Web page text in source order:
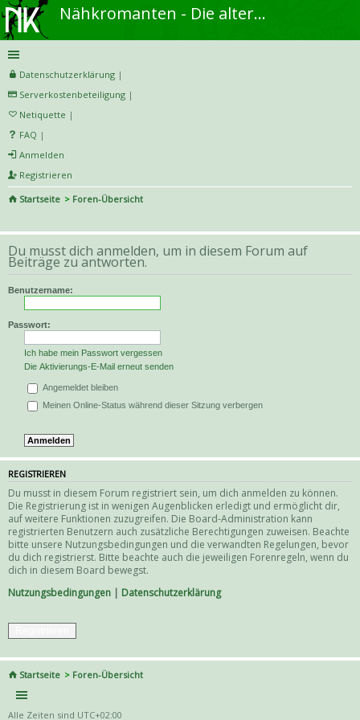
Nähkromanten - Die alternative Näh- und DIY-Community
Datenschutzerklärung |
Serverkostenbeteiligung |
Netiquette |
FAQ |
Anmelden
Registrieren
Startseite
Foren-Übersicht
uc
he
Du musst dich anmelden, um in diesem Forum auf
Beiträge zu antworten.
Benutzername:
Passwort:
Ich habe mein Passwort vergessen
Die Aktivierungs-E-Mail erneut senden
Angemeldet bleiben
Meinen Online-Status während dieser Sitzung verbergen
REGISTRIEREN
Du musst in diesem Forum registriert sein, um dich anmelden zu können.
Die Registrierung ist in wenigen Augenblicken erledigt und ermöglicht dir,
auf weitere Funktionen zuzugreifen. Die Board-Administration kann
registrierten Benutzern auch zusätzliche Berechtigungen zuweisen. Beachte
bitte unsere Nutzungsbedingungen und die verwandten Regelungen, bevor
du dich registrierst. Bitte beachte auch die jeweiligen Forenregeln, wenn du
dich in diesem Board bewegst.
Nutzungsbedingungen | Datenschutzerklärung
Startseite Foren-Übersicht
Alle Zeiten sind UTC+02:00